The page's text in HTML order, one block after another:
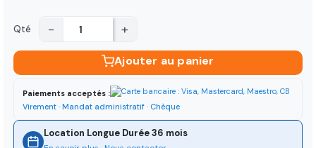
Qté − +
Ajouter au panier
Paiements acceptés :
Virement · Mandat administratif · Chèque
Location Longue Durée 36 mois